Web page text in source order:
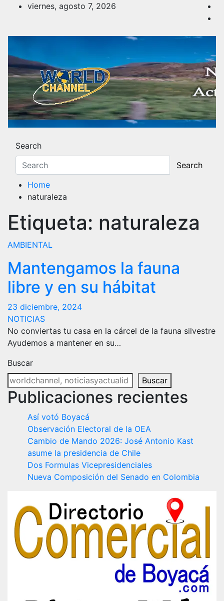
viernes, agosto 7, 2026
Noticias y Actualidad
Search
Search
Home
naturaleza
Etiqueta: naturaleza
AMBIENTAL
Mantengamos la fauna
libre y en su hábitat
23 diciembre, 2024
NOTICIAS
No conviertas tu casa en la cárcel de la fauna silvestre
Ayudemos a mantener en su…
Buscar
Buscar
Publicaciones recientes
Así votó Boyacá
Observación Electoral de la OEA
Cambio de Mando 2026: José Antonio Kast
asume la presidencia de Chile
Dos Formulas Vicepresidenciales
Nueva Composición del Senado en Colombia